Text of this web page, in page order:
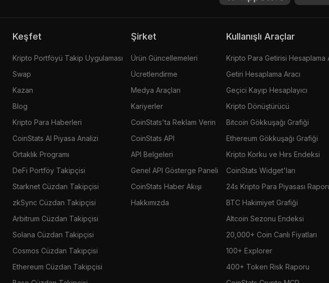
Keşfet
Kripto Portföyü Takip Uygulaması
Swap
Kazan
Blog
Kripto Para Haberleri
CoinStats AI Piyasa Analizi
Ortaklık Programı
DeFi Portföy Takipçisi
Starknet Cüzdan Takipçisi
zkSync Cüzdan Takipçisi
Arbitrum Cüzdan Takipçisi
Solana Cüzdan Takipçisi
Cosmos Cüzdan Takipçisi
Ethereum Cüzdan Takipçisi
Şirket
Ürün Güncellemeleri
Ücretlendirme
Medya Araçları
Kariyerler
CoinStats'ta Reklam Verin
CoinStats API
API Belgeleri
Genel API Gösterge Paneli
CoinStats Haber Akışı
Hakkımızda
Kullanışlı Araçlar
Kripto Para Getirisi Hesaplama
Getiri Hesaplama Aracı
Geçici Kayıp Hesaplayıcı
Kripto Dönüştürücü
Bitcoin Gökkuşağı Grafiği
Ethereum Gökkuşağı Grafiği
Kripto Korku ve Hırs Endeksi
CoinStats Widget'ları
24s Kripto Para Piyasası
BTC Hakimiyet Grafiği
Altcoin Sezonu Endeksi
20,000+ Coin Canlı Fiyatları
100+ Explorer
400+ Token Risk Raporu